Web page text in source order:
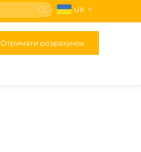
UK
Отримати розрахунок